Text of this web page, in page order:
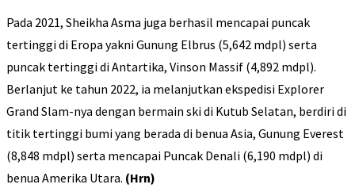
Pada 2021, Sheikha Asma juga berhasil mencapai puncak
tertinggi di Eropa yakni Gunung Elbrus (5,642 mdpl) serta
puncak tertinggi di Antartika, Vinson Massif (4,892 mdpl).
Berlanjut ke tahun 2022, ia melanjutkan ekspedisi Explorer
Grand Slam-nya dengan bermain ski di Kutub Selatan, berdiri di
titik tertinggi bumi yang berada di benua Asia, Gunung Everest
(8,848 mdpl) serta mencapai Puncak Denali (6,190 mdpl) di
benua Amerika Utara. (Hrn)